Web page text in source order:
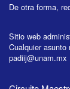
De otra forma,
Sitio web
Cualquier asunto
padiij@unam.mx